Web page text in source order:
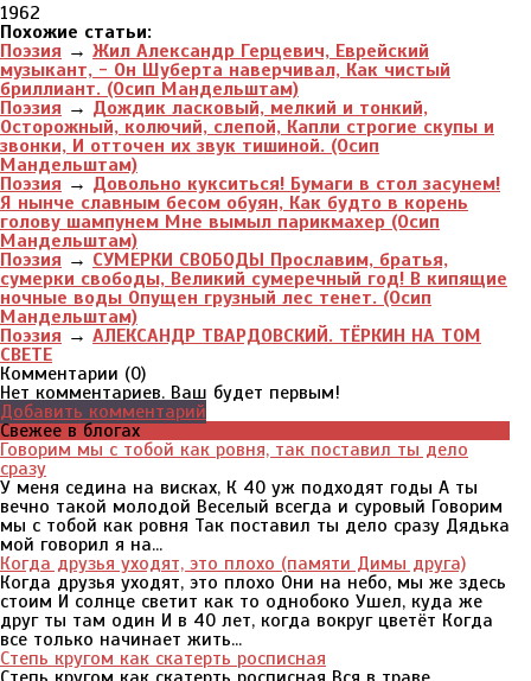
1962
Похожие статьи:
Поэзия → Жил Александр Герцевич, Еврейский
музыкант, - Он Шуберта наверчивал, Как чистый
бриллиант. (Осип Мандельштам)
Поэзия → Дождик ласковый, мелкий и тонкий,
Осторожный, колючий, слепой, Капли строгие скупы и
звонки, И отточен их звук тишиной. (Осип
Мандельштам)
Поэзия → Довольно кукситься! Бумаги в стол засунем!
Я нынче славным бесом обуян, Как будто в корень
голову шампунем Мне вымыл парикмахер (Осип
Мандельштам)
Поэзия → СУМЕРКИ СВОБОДЫ Прославим, братья,
сумерки свободы, Великий сумеречный год! В кипящие
ночные воды Опущен грузный лес тенет. (Осип
Мандельштам)
Поэзия → АЛЕКСАНДР ТВАРДОВСКИЙ. ТЁРКИН НА ТОМ
СВЕТЕ
Комментарии (0)
Нет комментариев. Ваш будет первым!
Добавить комментарий
Свежее в блогах
Говорим мы с тобой как ровня, так поставил ты дело
сразу
У меня седина на висках, К 40 уж подходят годы А ты
вечно такой молодой Веселый всегда и суровый Говорим
мы с тобой как ровня Так поставил ты дело сразу Дядька
мой говорил я на...
Когда друзья уходят, это плохо (памяти Димы друга)
Когда друзья уходят, это плохо Они на небо, мы же здесь
стоим И солнце светит как то однобоко Ушел, куда же
друг ты там один И в 40 лет, когда вокруг цветёт Когда
все только начинает жить...
Степь кругом как скатерть росписная